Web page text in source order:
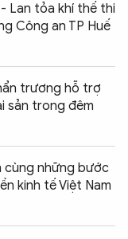
Lan tỏa khí thế thi
Công an TP Huế
trương hỗ trợ
sản trong đêm
cùng những bước
kinh tế Việt Nam